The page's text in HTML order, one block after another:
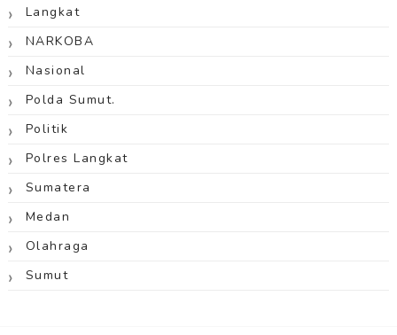
Langkat
NARKOBA
Nasional
Polda Sumut.
Politik
Polres Langkat
Sumatera
Medan
Olahraga
Sumut